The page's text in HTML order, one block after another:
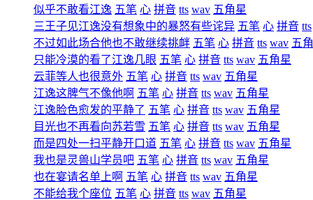
似乎不敢看江逸 五笔 心 拼音 tts wav 五角星
三王子见江逸没有想象中的暴怒有些诧异 五笔 心 拼音 tts
不过如此场合他也不敢继续挑衅 五笔 心 拼音 tts wav 五
只能冷漠的看了江逸几眼 五笔 心 拼音 tts wav 五角星
云菲等人也很意外 五笔 心 拼音 tts wav 五角星
江逸这脾气不像他啊 五笔 心 拼音 tts wav 五角星
江逸脸色愈发的平静了 五笔 心 拼音 tts wav 五角星
目光也不再看向苏若雪 五笔 心 拼音 tts wav 五角星
而是四处一扫平静开口道 五笔 心 拼音 tts wav 五角星
我也是灵兽山学员吧 五笔 心 拼音 tts wav 五角星
也在宴请名单上啊 五笔 心 拼音 tts wav 五角星
不能给我个座位 五笔 心 拼音 tts wav 五角星